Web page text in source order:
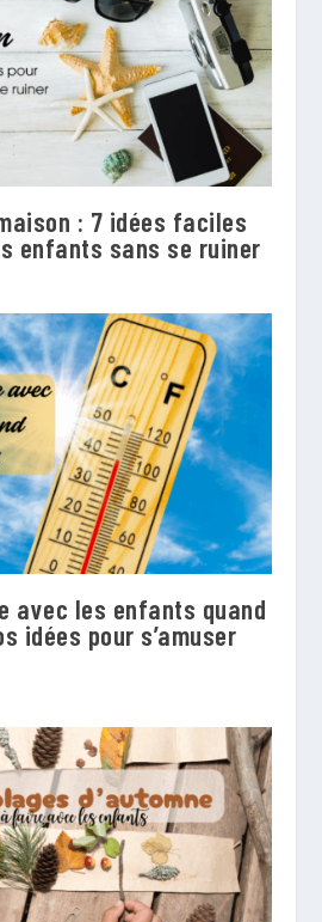
: 7 idées faciles
enfants sans se ruiner
avec les enfants quand
idées pour s’amuser